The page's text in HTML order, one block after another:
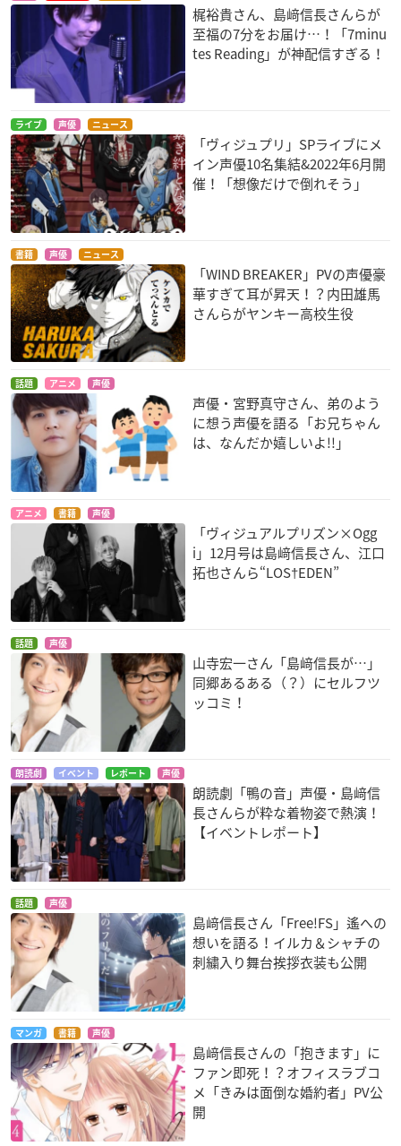
梶裕貴さん、島﨑信長さんらが
至福の7分をお届け…！「7minu
tes Reading」が神配信すぎる！
ライブ 声優 ニュース
「ヴィジュプリ」SPライブにメ
イン声優10名集結&2022年6月開
催！「想像だけで倒れそう」
書籍 声優 ニュース
「WIND BREAKER」PVの声優豪
華すぎて耳が昇天！？内田雄馬
さんらがヤンキー高校生役
話題 アニメ 声優
声優・宮野真守さん、弟のよう
に想う声優を語る「お兄ちゃん
は、なんだか嬉しいよ!!」
アニメ 書籍 声優
「ヴィジュアルプリズン×Ogg
i」12月号は島﨑信長さん、江口
拓也さんら“LOS†EDEN”
話題 声優
山寺宏一さん「島﨑信長が…」
同郷あるある（？）にセルフツ
ッコミ！
朗読劇 イベント レポート 声優
朗読劇「鴨の音」声優・島﨑信
長さんらが粋な着物姿で熱演！
【イベントレポート】
話題 声優
島﨑信長さん「Free!FS」遙への
想いを語る！イルカ＆シャチの
刺繍入り舞台挨拶衣装も公開
マンガ 書籍 声優
島﨑信長さんの「抱きます」に
ファン即死！？オフィスラブコ
メ「きみは面倒な婚約者」PV公
開